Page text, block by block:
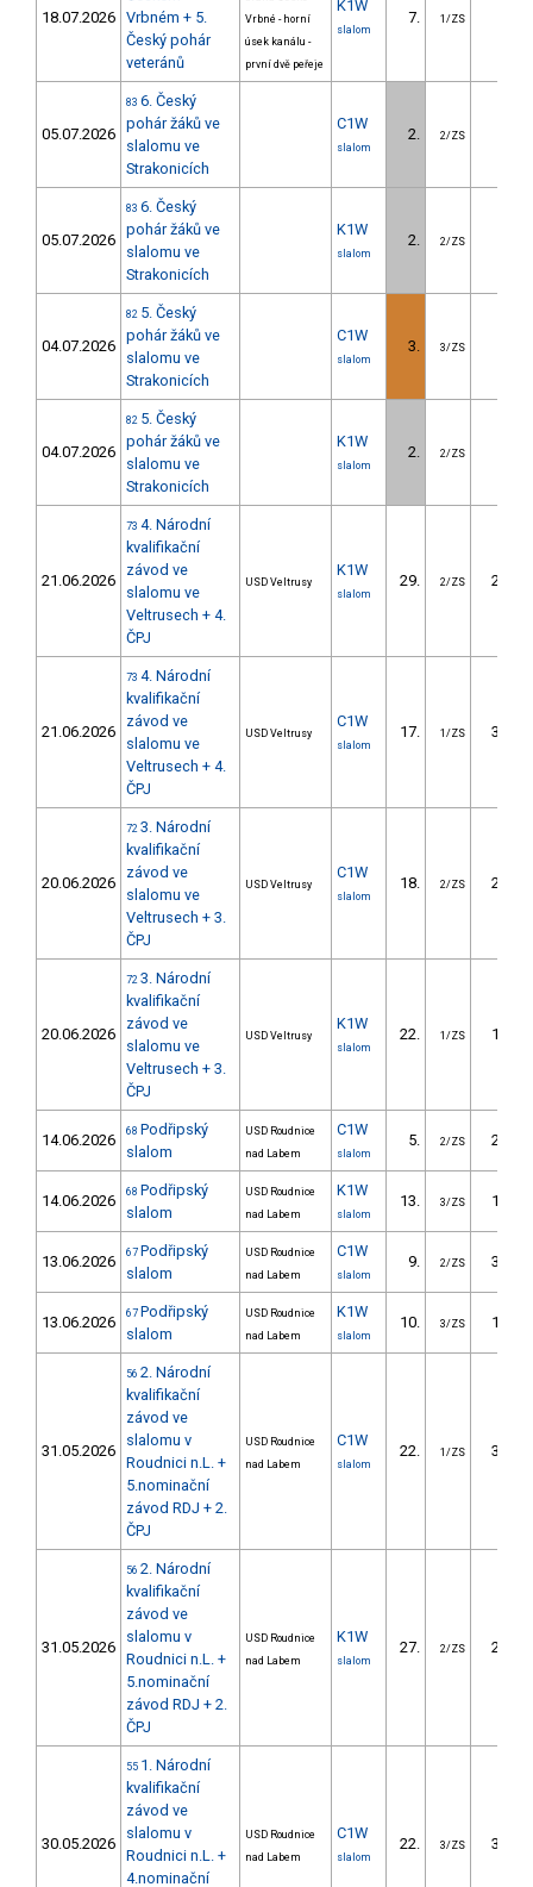
18.07.2026 Vrbném + 5.
Český pohár
veteránů
Vrbné - horní
úsek kanálu -
první dvě peřeje
K1W
slalom
7. 1/ZS
05.07.2026
83 6. Český
pohár žáků ve
slalomu ve
Strakonicích
C1W
slalom
2. 2/ZS
05.07.2026
83 6. Český
pohár žáků ve
slalomu ve
Strakonicích
K1W
slalom
2. 2/ZS
04.07.2026
82 5. Český
pohár žáků ve
slalomu ve
Strakonicích
C1W
slalom
3. 3/ZS
04.07.2026
82 5. Český
pohár žáků ve
slalomu ve
Strakonicích
K1W
slalom
2. 2/ZS
21.06.2026
73 4. Národní
kvalifikační
závod ve
slalomu ve
Veltrusech + 4.
ČPJ
USD Veltrusy
K1W
slalom
29. 2/ZS 21.46
21.06.2026
73 4. Národní
kvalifikační
závod ve
slalomu ve
Veltrusech + 4.
ČPJ
USD Veltrusy
C1W
slalom
17. 1/ZS 38.46
20.06.2026
72 3. Národní
kvalifikační
závod ve
slalomu ve
Veltrusech + 3.
ČPJ
USD Veltrusy
C1W
slalom
18. 2/ZS 26.42
20.06.2026
72 3. Národní
kvalifikační
závod ve
slalomu ve
Veltrusech + 3.
ČPJ
USD Veltrusy
K1W
slalom
22. 1/ZS 19.18
14.06.2026 68 Podřipský
slalom
USD Roudnice
nad Labem
C1W
slalom
5. 2/ZS 25.32
14.06.2026 68 Podřipský
slalom
USD Roudnice
nad Labem
K1W
slalom
13. 3/ZS 19.36
13.06.2026 67 Podřipský
slalom
USD Roudnice
nad Labem
C1W
slalom
9. 2/ZS 30.67
13.06.2026 67 Podřipský
slalom
USD Roudnice
nad Labem
K1W
slalom
10. 3/ZS 16.13
31.05.2026
56 2. Národní
kvalifikační
závod ve
slalomu v
Roudnici n.L. +
5.nominační
závod RDJ + 2.
ČPJ
USD Roudnice
nad Labem
C1W
slalom
22. 1/ZS 31.83
31.05.2026
56 2. Národní
kvalifikační
závod ve
slalomu v
Roudnici n.L. +
5.nominační
závod RDJ + 2.
ČPJ
USD Roudnice
nad Labem
K1W
slalom
27. 2/ZS 23.75
30.05.2026
55 1. Národní
kvalifikační
závod ve
slalomu v
Roudnici n.L. +
4.nominační
USD Roudnice
nad Labem
C1W
slalom
22. 3/ZS 39.47